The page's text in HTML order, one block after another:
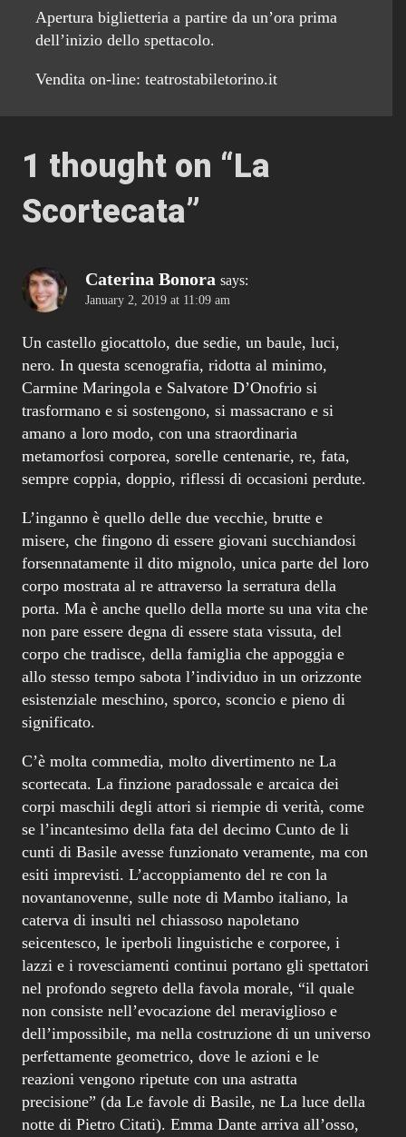
Apertura biglietteria a partire da un’ora prima
dell’inizio dello spettacolo.
Vendita on-line: teatrostabiletorino.it
1 thought on “La
Scortecata”
Caterina Bonora says:
January 2, 2019 at 11:09 am
Un castello giocattolo, due sedie, un baule, luci,
nero. In questa scenografia, ridotta al minimo,
Carmine Maringola e Salvatore D’Onofrio si
trasformano e si sostengono, si massacrano e si
amano a loro modo, con una straordinaria
metamorfosi corporea, sorelle centenarie, re, fata,
sempre coppia, doppio, riflessi di occasioni perdute.
L’inganno è quello delle due vecchie, brutte e
misere, che fingono di essere giovani succhiandosi
forsennatamente il dito mignolo, unica parte del loro
corpo mostrata al re attraverso la serratura della
porta. Ma è anche quello della morte su una vita che
non pare essere degna di essere stata vissuta, del
corpo che tradisce, della famiglia che appoggia e
allo stesso tempo sabota l’individuo in un orizzonte
esistenziale meschino, sporco, sconcio e pieno di
significato.
C’è molta commedia, molto divertimento ne La
scortecata. La finzione paradossale e arcaica dei
corpi maschili degli attori si riempie di verità, come
se l’incantesimo della fata del decimo Cunto de li
cunti di Basile avesse funzionato veramente, ma con
esiti imprevisti. L’accoppiamento del re con la
novantanovenne, sulle note di Mambo italiano, la
caterva di insulti nel chiassoso napoletano
seicentesco, le iperboli linguistiche e corporee, i
lazzi e i rovesciamenti continui portano gli spettatori
nel profondo segreto della favola morale, “il quale
non consiste nell’evocazione del meraviglioso e
dell’impossibile, ma nella costruzione di un universo
perfettamente geometrico, dove le azioni e le
reazioni vengono ripetute con una astratta
precisione” (da Le favole di Basile, ne La luce della
notte di Pietro Citati). Emma Dante arriva all’osso,